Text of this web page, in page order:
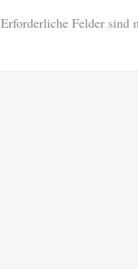
Erforderliche Felder sind